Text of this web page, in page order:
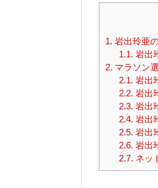
1. 岩出玲亜
1.1. 岩出
2. マラソン
2.1. 岩出
2.2. 岩出
2.3. 岩出
2.4. 岩出
2.5. 岩出
2.6. 岩出
2.7. ネッ